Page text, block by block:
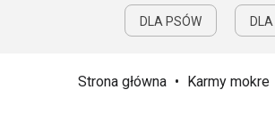
DLA PSÓW
Strona główna • Karmy mokre